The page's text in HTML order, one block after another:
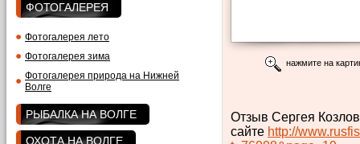
ФОТОГАЛЕРЕЯ
Фотогалерея лето
Фотогалерея зима
Фотогалерея природа на Нижней
Волге
РЫБАЛКА НА ВОЛГЕ
ОХОТА НА ВОЛГЕ
нажмите на
Отзыв Сергея
сайте http://